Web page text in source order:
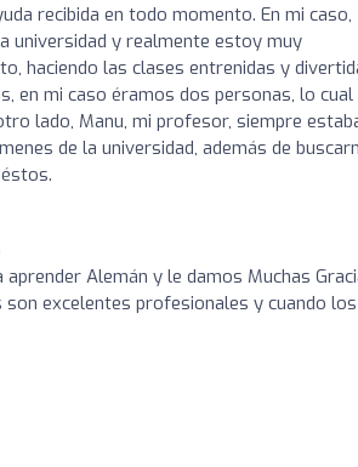
recibida en todo momento. En mi caso,
universidad y realmente estoy muy
haciendo las clases entrenidas y
en mi caso éramos dos personas, lo cual
lado, Manu, mi profesor, siempre
de la universidad, además de
Alemán y le damos Muchas
excelentes profesionales y cuando los